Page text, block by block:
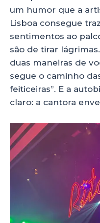
um humor que a
Lisboa consegue
sentimentos ao
são de tirar lágrimas.
duas maneiras de
segue o caminho
feiticeiras”. E a
claro: a cantora